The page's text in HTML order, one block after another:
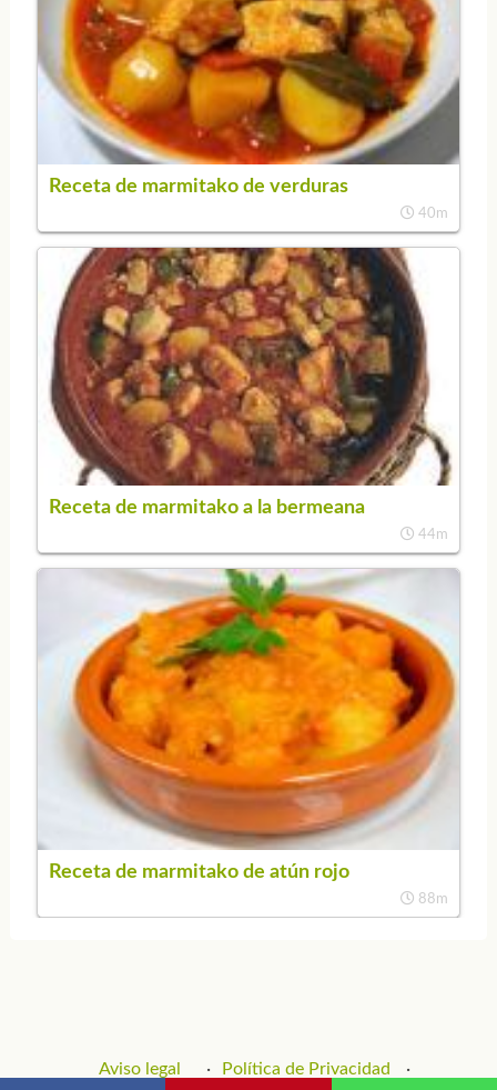
Receta de marmitako de verduras
40m
Receta de marmitako a la bermeana
44m
Receta de marmitako de atún rojo
88m
Aviso legal
Política de Privacidad